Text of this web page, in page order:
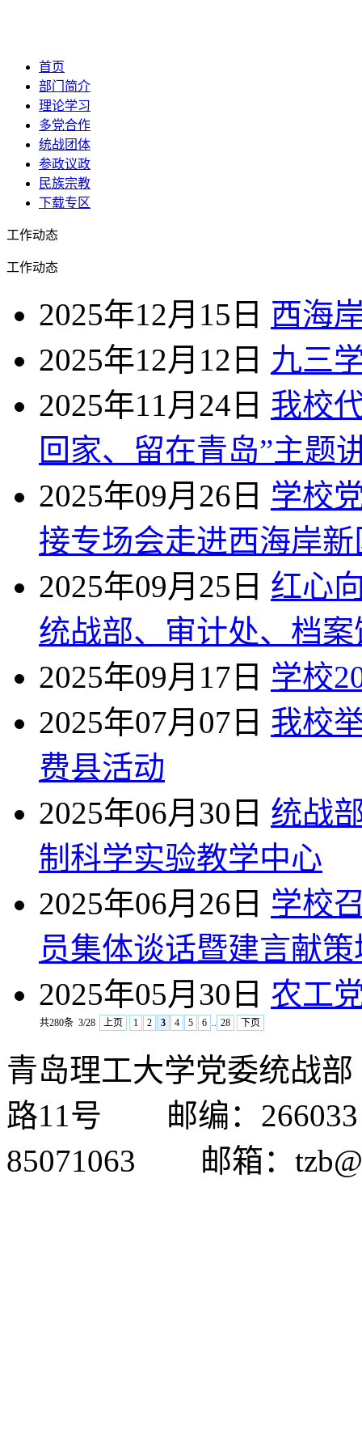
首页
部门简介
理论学习
多党合作
统战团体
参政议政
民族宗教
下载专区
工作动态
工作动态
2025年12月15日 西海
2025年12月12日 九三
2025年11月24日 我校
回家、留在青岛”主题
2025年09月26日 学校
接专场会走进西海岸
2025年09月25日 红心
统战部、审计处、档
2025年09月17日 学校
2025年07月07日 我校
费县活动
2025年06月30日 统战
制科学实验教学中心
2025年06月26日 学校
员集体谈话暨建言献
2025年05月30日 农工
共280条 3/28 上页 1 2 3 4 5 6 .. 28 下页
青岛理工大学党委统
路11号 邮编：
85071063 邮箱：